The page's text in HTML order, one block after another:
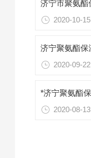
2020-10-15
2020-09-22
2020-08-13